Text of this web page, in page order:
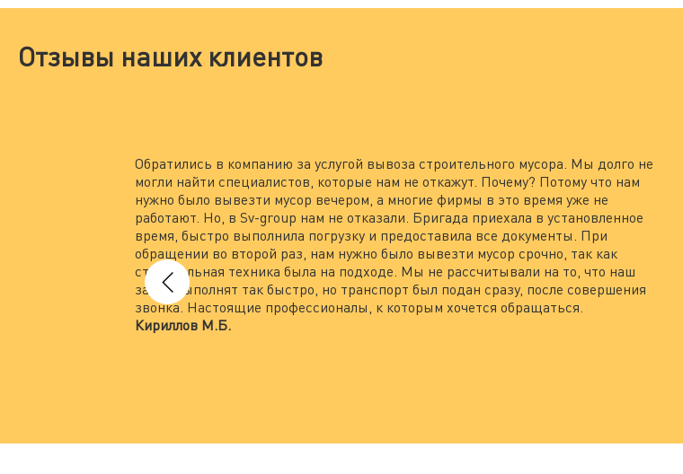
Отзывы наших клиентов
Обратились в компанию за услугой вывоза строительного мусора. Мы долго не
могли найти специалистов, которые нам не откажут. Почему? Потому что нам
нужно было вывезти мусор вечером, а многие фирмы в это время уже не
работают. Но, в Sv-group нам не отказали. Бригада приехала в установленное
время, быстро выполнила погрузку и предоставила все документы. При
обращении во второй раз, нам нужно было вывезти мусор срочно, так как
строительная техника была на подходе. Мы не рассчитывали на то, что наш
заказ выполнят так быстро, но транспорт был подан сразу, после совершения
звонка. Настоящие профессионалы, к которым хочется обращаться.
Кириллов М.Б.